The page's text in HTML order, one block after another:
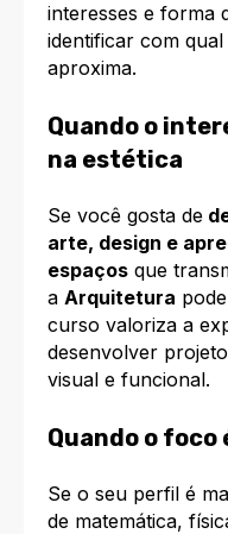
interesses e forma
identificar com
aproxima.
Quando o
na estética
Se você gosta de
arte, design e
espaços que
a Arquitetura
curso valoriza a
desenvolver
visual e funcional.
Quando o foco
Se o seu perfil é
de matemática,